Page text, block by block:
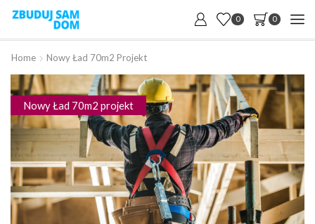
0 0
Home Nowy Ład 70m2 Projekt
Nowy Ład 70m2 projekt